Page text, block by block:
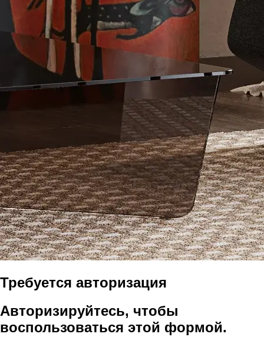
Требуется авторизация
Авторизируйтесь, чтобы
воспользоваться этой формой.